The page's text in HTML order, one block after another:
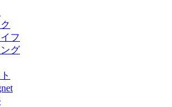
フ
グ